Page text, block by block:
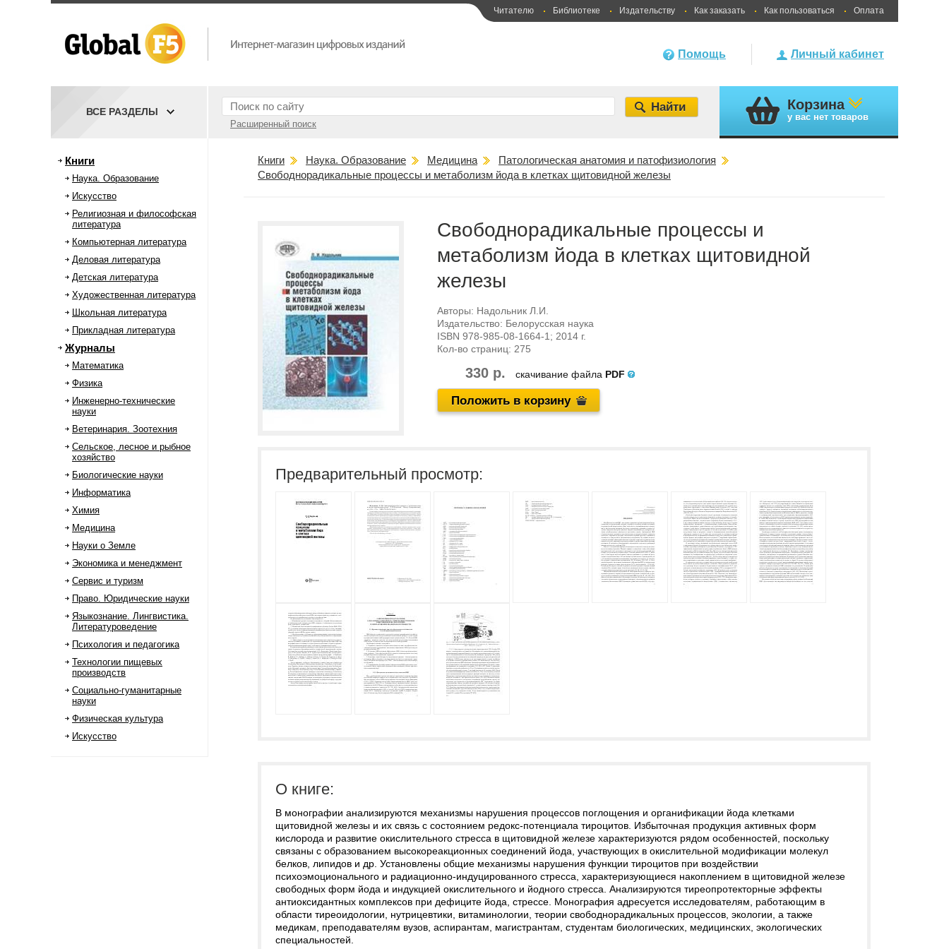
Читателю Библиотеке Издательству Как заказать Как пользоваться Оплата
Личный кабинет
Помощь
Расширенный поиск
ВСЕ РАЗДЕЛЫ Корзина
у вас нет товаров
Книги
Наука. Образование
Искусство
Религиозная и философская
литература
Компьютерная литература
Деловая литература
Детская литература
Художественная литература
Школьная литература
Прикладная литература
Журналы
Математика
Физика
Инженерно-технические
науки
Ветеринария. Зоотехния
Сельское, лесное и рыбное
хозяйство
Биологические науки
Информатика
Химия
Медицина
Науки о Земле
Экономика и менеджмент
Сервис и туризм
Право. Юридические науки
Языкознание. Лингвистика.
Литературоведение
Психология и педагогика
Технологии пищевых
производств
Социально-гуманитарные
науки
Физическая культура
Искусство
Книги Наука. Образование Медицина
Патологическая анатомия и патофизиология
Свободнорадикальные процессы и метаболизм йода в клетках щитовидной железы
Свободнорадикальные процессы и
метаболизм йода в клетках щитовидной
железы
Авторы: Надольник Л.И.
Издательство: Белорусская наука
ISBN 978-985-08-1664-1 ; 2014 г.
Кол-во страниц: 275
330 р. скачивание файла PDF
Положить в корзину
Предварительный просмотр:
О книге:
В монографии анализируются механизмы нарушения процессов поглощения и органификации йода клетками
щитовидной железы и их связь с состоянием редокс-потенциала тироцитов. Избыточная продукция активных форм
кислорода и развитие окислительного стресса в щитовидной железе характеризуются рядом особенностей, поскольку
связаны с образованием высокореакционных соединений йода, участвующих в окислительной модификации молекул
белков, липидов и др. Установлены общие механизмы нарушения функции тироцитов при воздействии
психоэмоционального и радиационно-индуцированного стресса, характеризующиеся накоплением в щитовидной железе
свободных форм йода и индукцией окислительного и йодного стресса. Анализируются тиреопротекторные эффекты
антиоксидантных комплексов при дефиците йода, стрессе. Монография адресуется исследователям, работающим в
области тиреоидологии, нутрицевтики, витаминологии, теории свободнорадикальных процессов, экологии, а также
медикам, преподавателям вузов, аспирантам, магистрантам, студентам биологических, медицинских, экологических
специальностей.